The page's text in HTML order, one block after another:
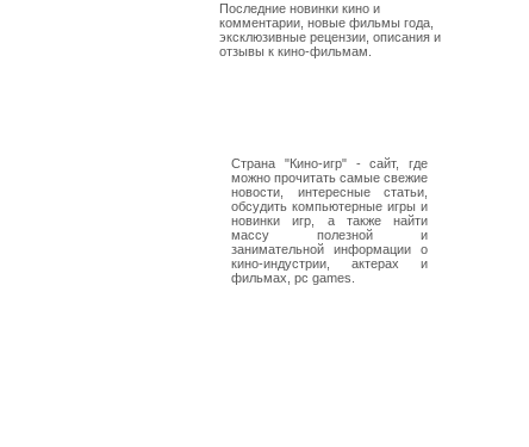
Последние новинки кино и
комментарии, новые фильмы года,
эксклюзивные рецензии, описания и
отзывы к кино-фильмам.
Страна "Кино-игр" - сайт, где
можно прочитать самые свежие
новости, интересные статьи,
обсудить компьютерные игры и
новинки игр, а также найти
массу полезной и
занимательной информации о
кино-индустрии, актерах и
фильмах, pc games.